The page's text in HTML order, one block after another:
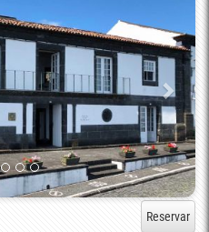
Reservar